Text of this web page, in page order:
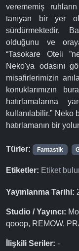
verememiş
tanıyan bir yer
sürdürmektedir.
olduğunu ve
“Tasokare Oteli
Neko'ya odasını
misafirlerimizin
konuklarımızın
hatırlamalarına
kullanılabilir.”
hatırlamanın bir
Türler: Fantastik
Etiketler: Etiket
Yayınlanma Tarihi:
Studio / Yayıncı:
qooop, REMOW,
İlişkili Seriler: -